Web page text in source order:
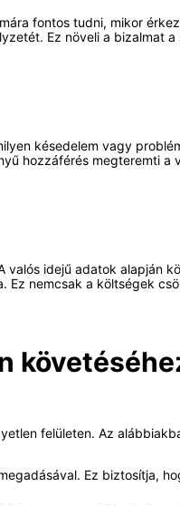
fontos tudni, mikor
Ez növeli a bizalmat
késedelem vagy
hozzáférés megteremti a
idejű adatok alapján
nemcsak a költségek
felületen. Az
Ez biztosítja,